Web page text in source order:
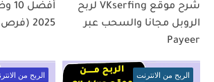
شرح موقع VKserfing لربح
الروبل مجانا والسحب عبر
Payeer
2025 (فرص عمل عن بعد...
الربح من الانترنت الربح من